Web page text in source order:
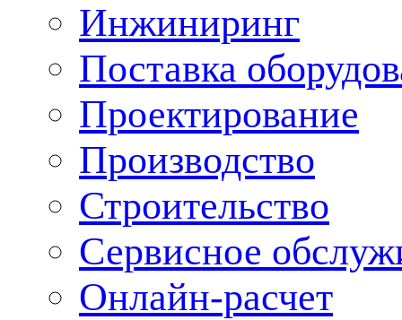
Инжиниринг
Поставка
Проектирование
Производство
Строительство
Сервисное
Онлайн-расчет